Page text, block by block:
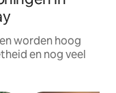
worden hoog
en nog veel